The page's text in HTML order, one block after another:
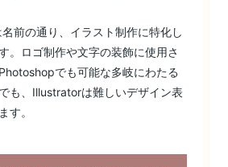
前の通り、イラスト制作に特化し
。ロゴ制作や文字の装飾に使用さ
でも可能な多岐にわたる
も、Illustratorは難しいデザイン表
す。